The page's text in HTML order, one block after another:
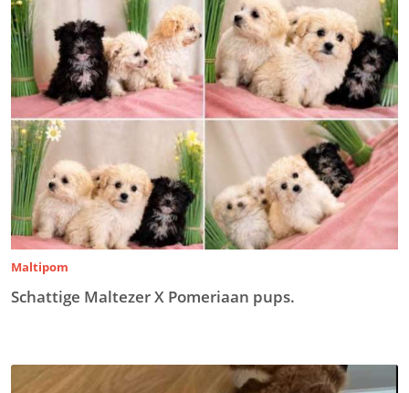
Maltipom
Schattige Maltezer X Pomeriaan pups.